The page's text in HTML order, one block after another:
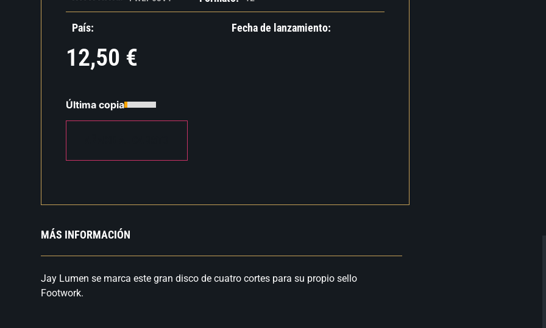
País: Fecha de lanzamiento:
12,50 €
Última copia
MÁS INFORMACIÓN
Jay Lumen se marca este gran disco de cuatro cortes para su propio sello
Footwork.